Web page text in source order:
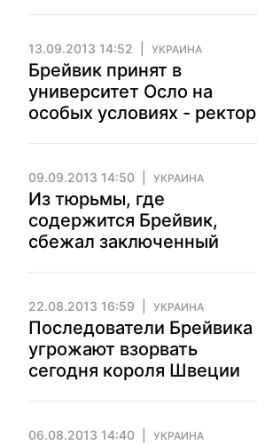
13.09.2013 14:52 УКРАИНА
Брейвик принят в
университет Осло на
особых условиях - ректор
09.09.2013 14:50 УКРАИНА
Из тюрьмы, где
содержится Брейвик,
сбежал заключенный
22.08.2013 16:59 УКРАИНА
Последователи Брейвика
угрожают взорвать
сегодня короля Швеции
06.08.2013 14:40 УКРАИНА